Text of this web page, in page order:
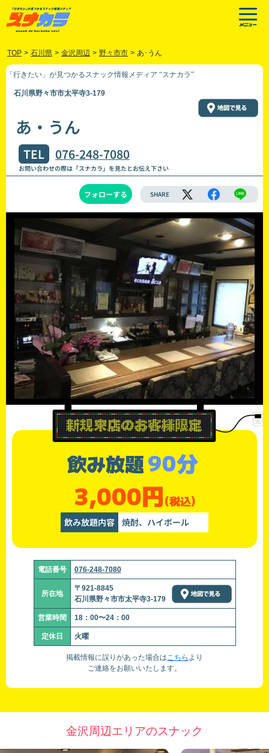
TOP > 石川県 > 金沢周辺 > 野々市市 > あ･うん
「行きたい」が見つかるスナック情報メディア “スナカラ”
石川県野々市市太平寺3-179
あ・うん
TEL 076-248-7080
お問い合わせの際は「スナカラ」を見たとお伝え下さい
フォローする SHARE
飲み放題90分
3,000円(税込)
飲み放題内容 焼酎、ハイボール
電話番号 076-248-7080
所在地
〒921-8845
石川県野々市市太平寺3-179
営業時間 18：00〜24：00
定休日 火曜
掲載情報に誤りがあった場合はこちら より
ご連絡をお願いいたします。
金沢周辺エリアのスナック